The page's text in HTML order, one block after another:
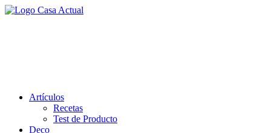
Saltar
Artículos
Recetas
Test de Producto
Deco